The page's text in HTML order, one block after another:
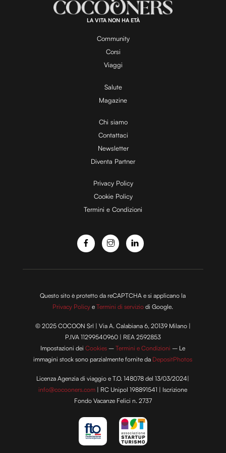
y
V
i
d
e
o
1
0
0
.
0
LA VITA NON HA ETÀ
Community
Corsi
Viaggi
Salute
Magazine
Chi siamo
Contattaci
Newsletter
Diventa Partner
Privacy Policy
Cookie Policy
Termini e Condizioni
Questo sito è protetto da reCAPTCHA e si applicano la
Privacy Policy eTermini di servizio di Google.
© 2025 COCOON Srl | Via A. Calabiana 6, 20139 Milano |
P.IVA 11299540960 | REA 2592853
Impostazioni deiCookies –Termini e Condizioni – Le
immagini stock sono parzialmente fornite da DepositPhotos
Licenza Agenzia di viaggio e T.O. 148078 del 13/03/2024|
info@cocooners.com | RC Unipol 198891541 | Iscrizione
Fondo Vacanze Felici n. 2737